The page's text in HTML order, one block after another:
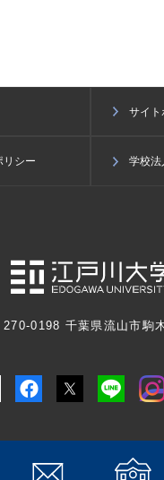
サイト
リシー 学校法
270-0198 千葉県流山市駒